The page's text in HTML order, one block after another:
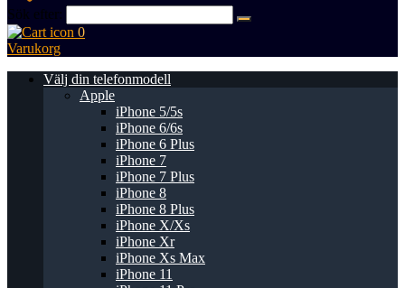
Sök efter:
0
Varukorg
Välj din telefonmodell
Apple
iPhone 5/5s
iPhone 6/6s
iPhone 6 Plus
iPhone 7
iPhone 7 Plus
iPhone 8
iPhone 8 Plus
iPhone X/Xs
iPhone Xr
iPhone Xs Max
iPhone 11